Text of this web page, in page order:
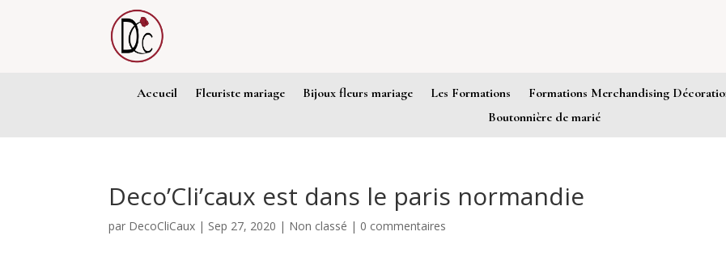
Accueil Fleuriste mariage Bijoux fleurs mariage Les Formations Formations Merchandising
Boutonnière de marié
Deco’Cli’caux est dans le paris normandie
par DecoCliCaux | Sep 27, 2020 | Non classé | 0 commentaires